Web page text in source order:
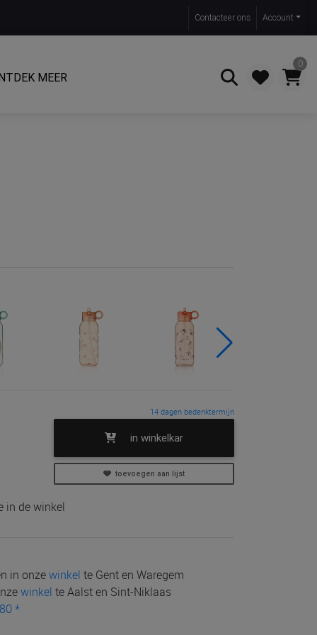
Contacteer ons Account
MEER
0
14 dagen bedenktermijn
in winkelkar
toevoegen aan lijst
in de winkel
in onzewinkel te Gent en Waregem
winkel te Aalst en Sint-Niklaas
*